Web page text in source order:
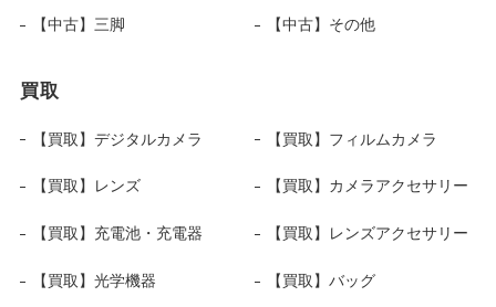
【中古】三脚 【中古】その他
買取
【買取】デジタルカメラ 【買取】フィルムカメラ
【買取】レンズ 【買取】カメラアクセサリー
【買取】充電池・充電器 【買取】レンズアクセサリー
【買取】光学機器 【買取】バッグ